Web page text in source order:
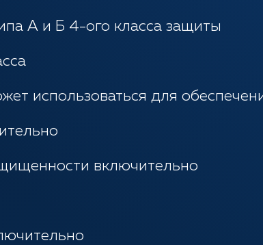
А и Б 4-ого класса защиты
использоваться для
включительно